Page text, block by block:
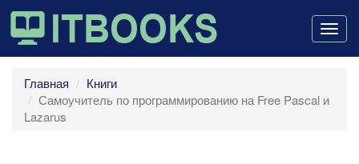
Главная
Книги
Самоучитель по программированию на Free Pascal и
Lazarus